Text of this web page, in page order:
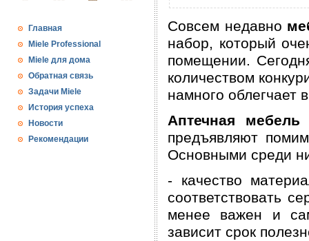
Главная
Miele Professional
Miele для дома
Обратная связь
Задачи Miele
История успеха
Новости
Рекомендации
Совсем недавно
набор, который
помещении.
количеством
намного облегчает
Аптечная
предъявляют
Основными среди
- качество
соответствовать
менее важен и
зависит срок